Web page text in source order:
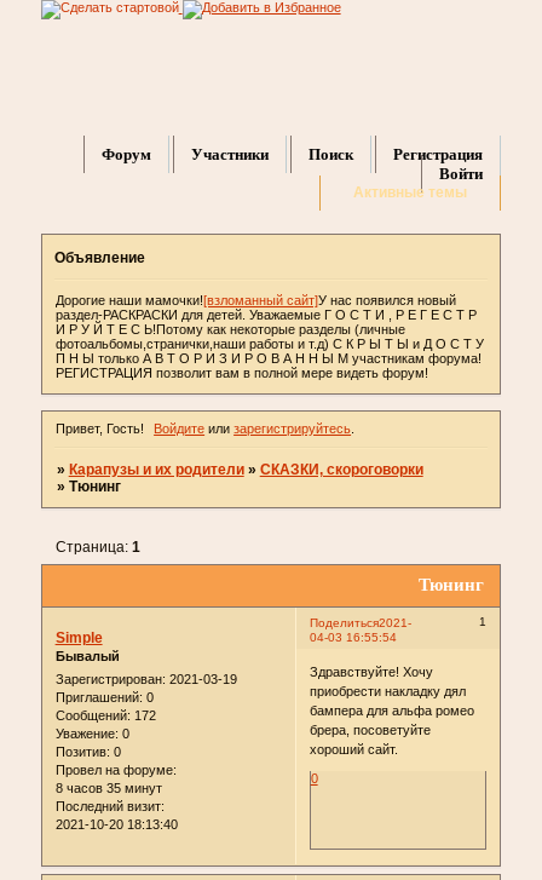
Форум Участники Поиск
Регистрация
Войти
Активные темы
Объявление
Дорогие наши мамочки![взломанный сайт]У нас появился новый
раздел-РАСКРАСКИ для детей. Уважаемые Г О С Т И , Р Е Г Е С Т Р
И Р У Й Т Е С Ь!Потому как некоторые разделы (личные
фотоальбомы,странички,наши работы и т.д) С К Р Ы Т Ы и Д О С Т У
П Н Ы только А В Т О Р И З И Р О В А Н Н Ы М участникам форума!
РЕГИСТРАЦИЯ позволит вам в полной мере видеть форум!
Привет, Гость! Войдите илизарегистрируйтесь
» Карапузы и их родители » СКАЗКИ, скороговорки
» Тюнинг
Тюнинг
Страница: 1
Поделиться 1
2021-
04-03 16:55:54
Simple
Бывалый
Зарегистрирован: 2021-03-19
Приглашений: 0
Сообщений: 172
Уважение: 0
Позитив: 0
Провел на форуме:
8 часов 35 минут
Последний визит:
2021-10-20 18:13:40
Здравствуйте! Хочу
приобрести накладку дял
бампера для альфа ромео
брера, посоветуйте
хороший сайт.
0